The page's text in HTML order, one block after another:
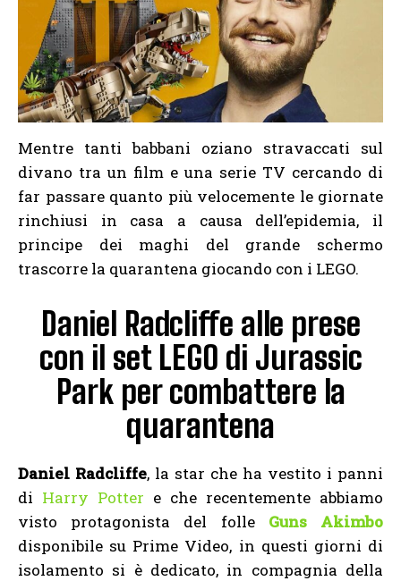
Mentre tanti babbani oziano stravaccati sul
divano tra un film e una serie TV cercando di
far passare quanto più velocemente le giornate
rinchiusi in casa a causa dell’epidemia, il
principe dei maghi del grande schermo
trascorre la quarantena giocando con i LEGO.
Daniel Radcliffe alle prese
con il set LEGO di Jurassic
Park per combattere la
quarantena
Daniel Radcliffe, la star che ha vestito i panni
di Harry Potter e che recentemente abbiamo
visto protagonista del folle Guns Akimbo
disponibile su Prime Video, in questi giorni di
isolamento si è dedicato, in compagnia della